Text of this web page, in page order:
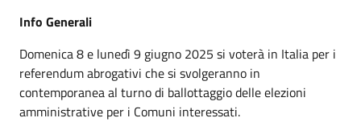
Info Generali
Domenica 8 e lunedì 9 giugno 2025 si voterà in Italia per i
referendum abrogativi che si svolgeranno in
contemporanea al turno di ballottaggio delle elezioni
amministrative per i Comuni interessati.